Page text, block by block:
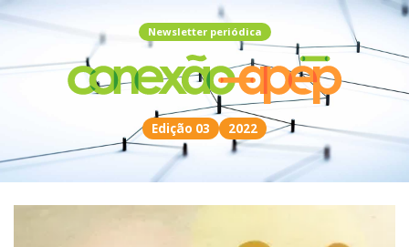
Newsletter periódica
Edição 03 2022